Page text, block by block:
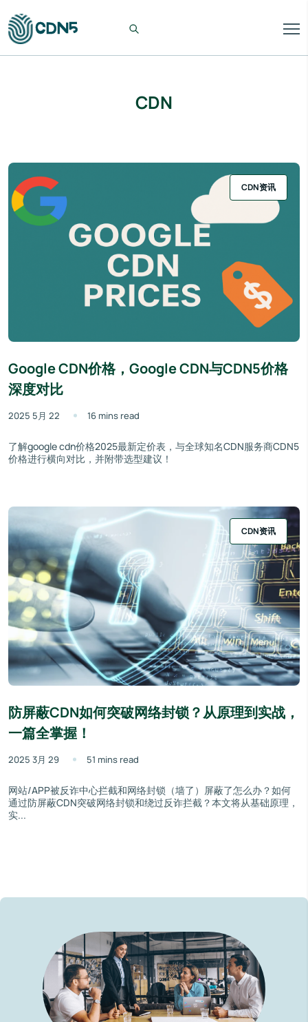
CDN
CDN资讯
Google CDN价格，Google CDN与CDN5价格
深度对比
2025 5月 22 16 mins read
了解google cdn价格2025最新定价表，与全球知名CDN服务商CDN5
价格进行横向对比，并附带选型建议！
CDN资讯
防屏蔽CDN如何突破网络封锁？从原理到实战，
一篇全掌握！
2025 3月 29 51 mins read
网站/APP被反诈中心拦截和网络封锁（墙了）屏蔽了怎么办？如何
通过防屏蔽CDN突破网络封锁和绕过反诈拦截？本文将从基础原理，
实...